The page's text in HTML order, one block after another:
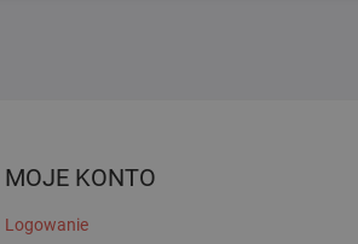
MOJE KONTO
Logowanie